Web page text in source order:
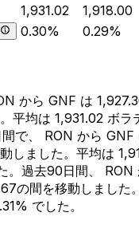
1,931.02 1,918.00
0.30% 0.29%
から GNF は
平均は 1,931.02 ボ
で、 RON から GNF
しました。平均は
。過去90日間、 RON
の間を移動しました
でした。